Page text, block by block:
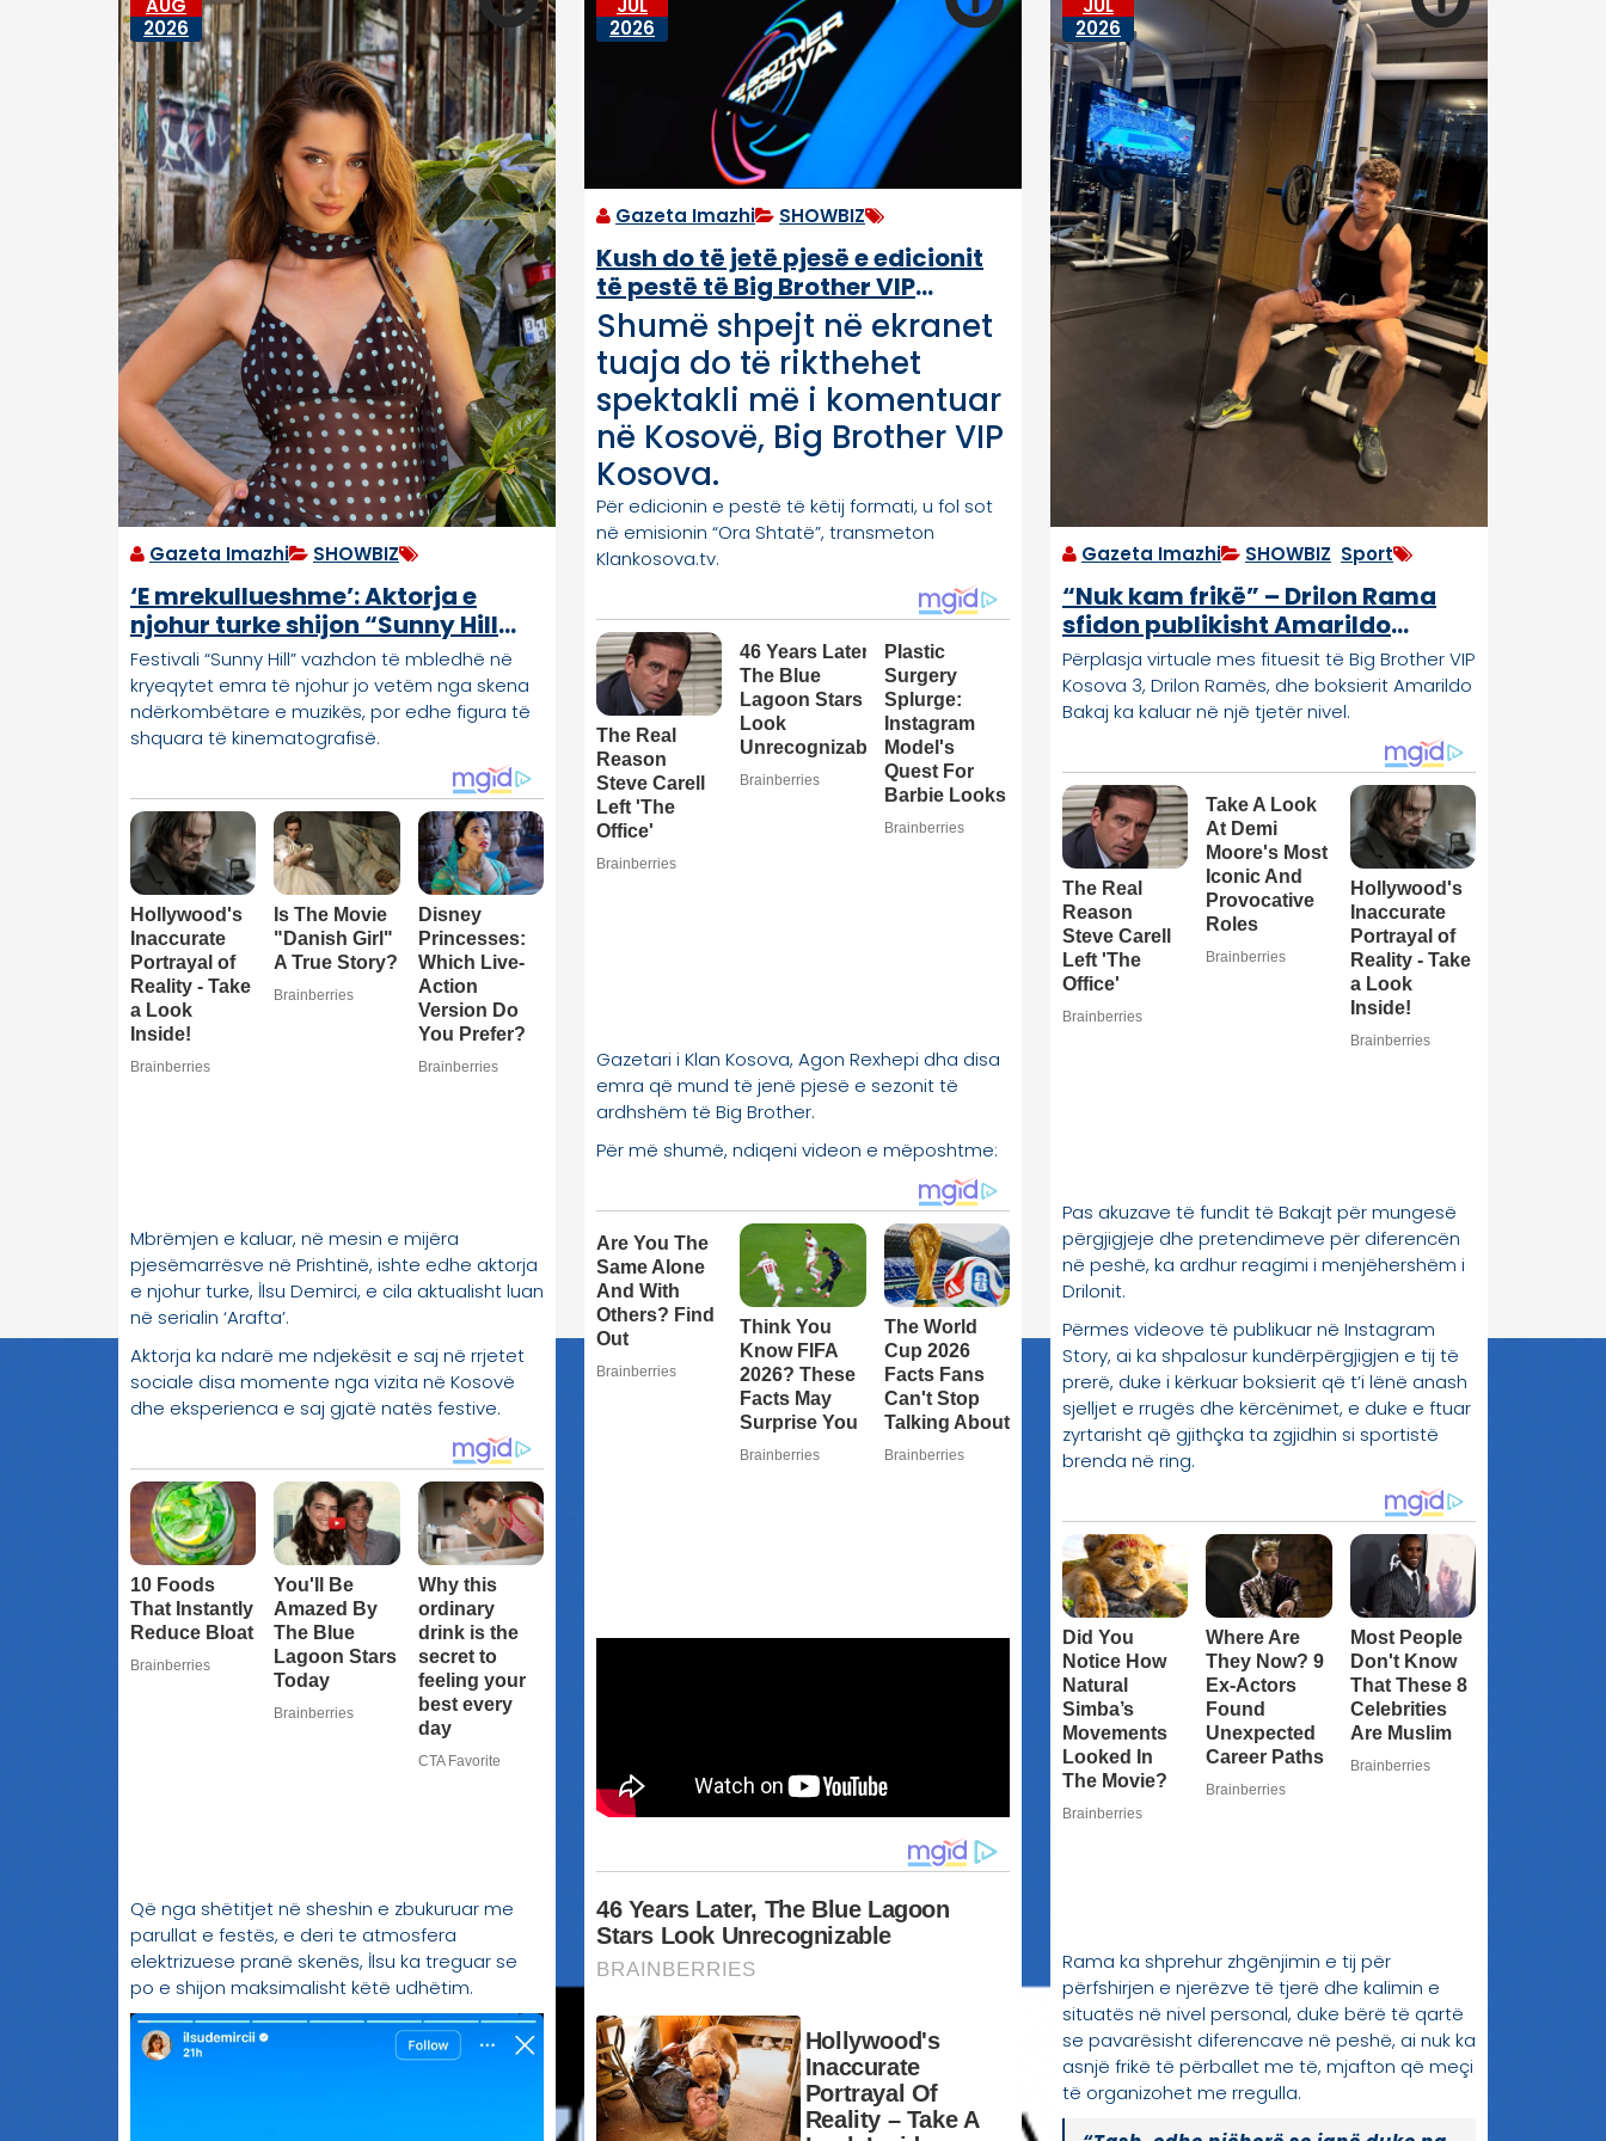
AUG
2026
Gazeta Imazhi SHOWBIZ
‘E mrekullueshme’: Aktorja e
njohur turke shijon “Sunny Hill
Festival” në Prishtinë
Festivali “Sunny Hill” vazhdon të mbledhë në
kryeqytet emra të njohur jo vetëm nga skena
ndërkombëtare e muzikës, por edhe figura të
shquara të kinematografisë.
Aktorja ka ndarë me ndjekësit e saj në rrjetet
sociale disa momente nga vizita në Kosovë
dhe eksperienca e saj gjatë natës festive.
Që nga shëtitjet në sheshin e zbukuruar me
parullat e festës, e deri te atmosfera
elektrizuese pranë skenës, İlsu ka treguar se
po e shijon maksimalisht këtë udhëtim.
JUL
2026
Gazeta Imazhi SHOWBIZ
Kush do të jetë pjesë e edicionit
të pestë të Big Brother VIP
Kosova? (VIDEO)
Shumë shpejt në ekranet
tuaja do të rikthehet
spektakli më i komentuar
në Kosovë, Big Brother VIP
Kosova.
Për edicionin e pestë të këtij formati, u fol sot
në emisionin “Ora Shtatë”, transmeton
Klankosova.tv.
JUL
2026
Gazeta Imazhi SHOWBIZ Sport
“Nuk kam frikë” – Drilon Rama
sfidon publikisht Amarildo
Bakajn
Përplasja virtuale mes fituesit të Big Brother VIP
Kosova 3, Drilon Ramës, dhe boksierit Amarildo
Bakaj ka kaluar në një tjetër nivel.
Përmes videove të publikuar në Instagram
Story, ai ka shpalosur kundërpërgjigjen e tij të
prerë, duke i kërkuar boksierit që t’i lënë anash
sjelljet e rrugës dhe kërcënimet, e duke e ftuar
brenda në ring.
Rama ka shprehur zhgënjimin e tij për
përfshirjen e njerëzve të tjerë dhe kalimin e
situatës në nivel personal, duke bërë të qartë
se pavarësisht diferencave në peshë, ai nuk ka
nga po del e nga po hyn. ‘Do të të
gjej, do të të kërkoj, do të të bëj’… Ti,
a je sportist, a je boksier,a jo? Pse po
merresh personalisht? A u kërkon ti
boksierëve të tjerë çdo ditë për t’u
ndeshur fer, ndërsa ty nuk bën
dikush të të kërkojë fer, a?! Ai ishe ti,
ai që më dërgoje fjalë e kungja sa